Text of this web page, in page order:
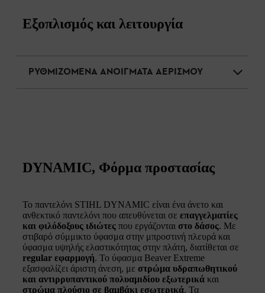
Εξοπλισμός και λειτουργία
ΡΥΘΜΙΖΟΜΕΝΑ ΑΝΟΙΓΜΑΤΑ ΑΕΡΙΣΜΟΥ
DYNAMIC, Φόρμα προστασίας
Το παντελόνι STIHL DYNAMIC είναι ένα άνετο και
ανθεκτικό παντελόνι που απευθύνεται σε επαγγελματίες
και φιλόδοξους ιδιώτες που εργάζονται στο δάσος. Με
στιβαρό σύμμικτο ύφασμα στην μπροστινή πλευρά και
ύφασμα υψηλής ελαστικότητας στην πλάτη, διατίθεται σε
regular εφαρμογή. Το ύφασμα Beaver Extreme
εξασφαλίζει άριστη άνεση, με στρώμα υδραπωθητικού
και αντιρρυπαντικού πολυαμιδίου εξωτερικά και
στρώμα πλούσιο σε βαμβάκι εσωτερικά. Τα